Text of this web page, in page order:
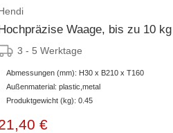
Waage, bis zu 10 kg
3 - 5 Werktage
Abmessungen (mm): H30 x B210 x T160
Außenmaterial: plastic,metal
Produktgewicht (kg): 0.45
€